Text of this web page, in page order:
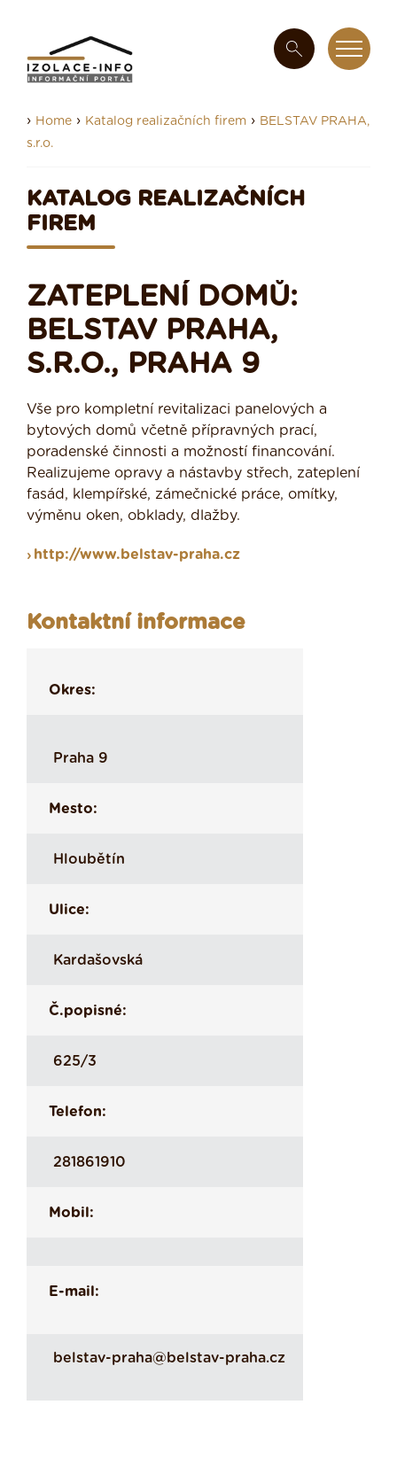
› Home › Katalog realizačních firem › BELSTAV PRAHA,
s.r.o.
KATALOG REALIZAČNÍCH
FIREM
ZATEPLENÍ DOMŮ:
BELSTAV PRAHA,
S.R.O., PRAHA 9
Vše pro kompletní revitalizaci panelových a
bytových domů včetně přípravných prací,
poradenské činnosti a možností financování.
Realizujeme opravy a nástavby střech, zateplení
fasád, klempířské, zámečnické práce, omítky,
výměnu oken, obklady, dlažby.
http://www.belstav-praha.cz
Kontaktní informace
Okres:
Praha 9
Mesto:
Hloubětín
Ulice:
Kardašovská
Č.popisné:
625/3
Telefon:
281861910
Mobil:
E-mail:
belstav-praha@belstav-praha.cz